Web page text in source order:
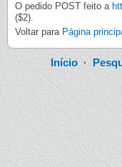
O pedido POST feito a
($2).
Voltar para Página
Início·